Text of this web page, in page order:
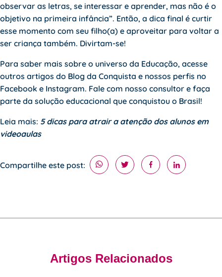
observar as letras, se interessar e aprender, mas não é o
objetivo na primeira infância”. Então, a dica final é curtir
esse momento com seu filho(a) e aproveitar para voltar a
ser criança também. Divirtam-se!
Para saber mais sobre o universo da Educação, acesse
outros artigos do Blog da Conquista e nossos perfis no
Facebook e Instagram. Fale com nosso consultor e faça
parte da solução educacional que conquistou o Brasil!
Leia mais: 5 dicas para atrair a atenção dos alunos em
videoaulas
Compartilhe este post:
Artigos Relacionados